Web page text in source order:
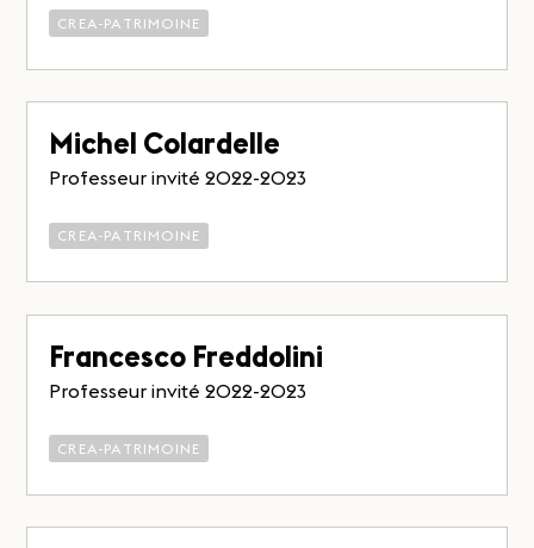
CREA-PATRIMOINE
Michel Colardelle
Professeur invité 2022-2023
CREA-PATRIMOINE
Francesco Freddolini
Professeur invité 2022-2023
CREA-PATRIMOINE